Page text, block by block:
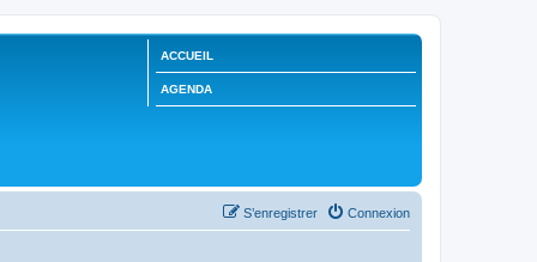
ACCUEIL
AGENDA
Connexion
S’enregistrer